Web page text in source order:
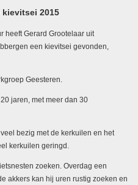
2015
heeft Gerard Grootelaar uit
een kievitsei gevonden,
Geesteren.
jaren, met meer dan 30
bezig met de kerkuilen en het
kerkuilen geringd.
zoeken. Overdag een
akkers kan hij uren rustig zoeken en